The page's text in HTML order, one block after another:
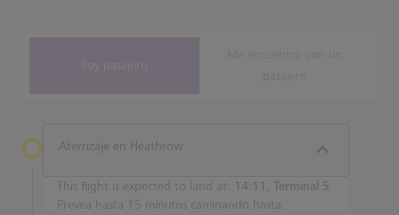
Aterrizaje en Heathrow
This flight is expected to land at:
14:11, Terminal 5
Prevea hasta 15 minutos caminando hasta